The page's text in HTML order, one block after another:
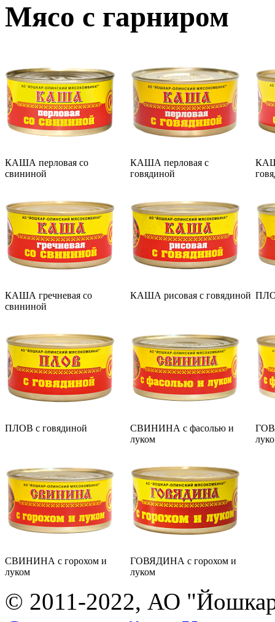
Мясо с гарниром
КАША перловая со
свининой
КАША перловая с
говядиной
КАША гречневая со
свининой
КАША рисовая с говядиной
ПЛОВ с говядиной
СВИНИНА с фасолью и
луком
СВИНИНА с горохом и
луком
ГОВЯДИНА с горохом и
луком
© 2011-2022, АО